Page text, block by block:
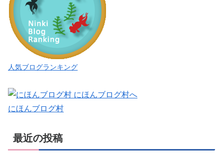
人気ブログランキング
にほんブログ村
最近の投稿